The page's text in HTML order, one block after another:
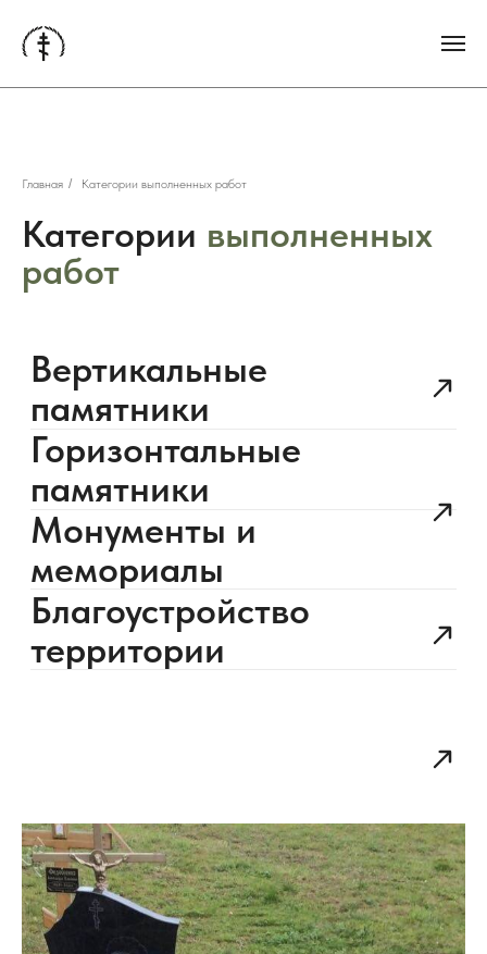
Главная / Категории выполненных работ
Категории выполненных
работ
Вертикальные
памятники
памятники
Монументы и
мемориалы
Благоустройство
территории